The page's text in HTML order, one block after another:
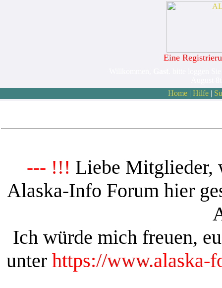
Eine
Home| Hilfe|
--- !!! Liebe Mitglieder,
Alaska-Info Forum hier
Ich würde mich freuen,
unter https://www.alaska-